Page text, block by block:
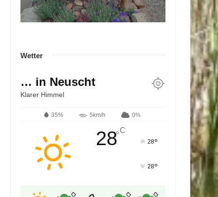
Wetter
… in Neuscht
Klarer Himmel
35% 5km/h 0%
28°C
28°
28°